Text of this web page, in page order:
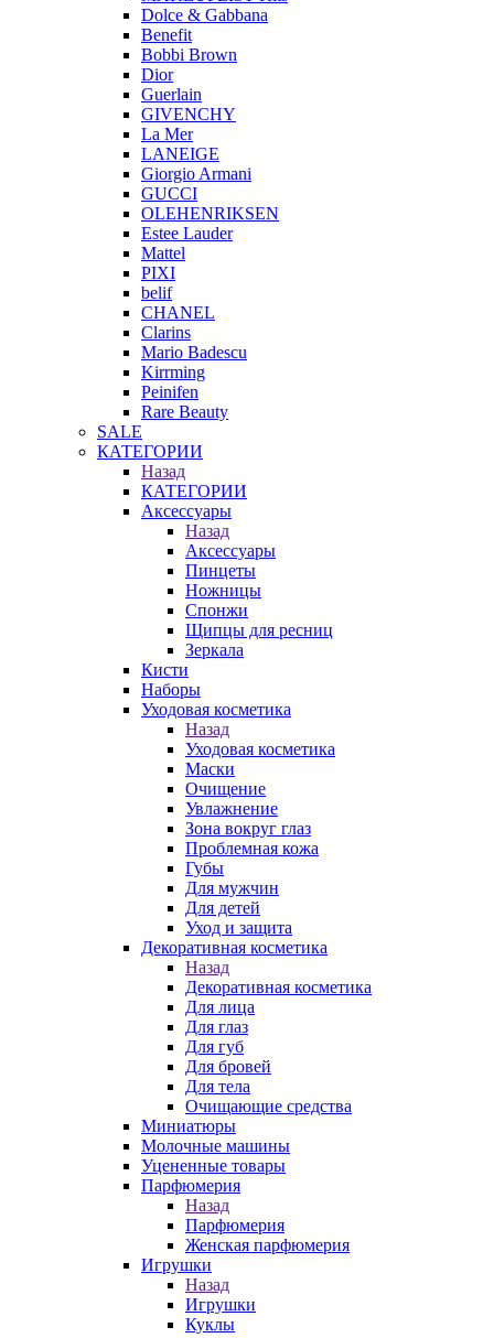
Dolce & Gabbana
Benefit
Bobbi Brown
Dior
Guerlain
GIVENCHY
La Mer
LANEIGE
Giorgio Armani
GUCCI
OLEHENRIKSEN
Estee Lauder
Mattel
PIXI
belif
CHANEL
Clarins
Mario Badescu
Kirrming
Peinifen
Rare Beauty
SALE
КАТЕГОРИИ
Назад
КАТЕГОРИИ
Аксессуары
Назад
Аксессуары
Пинцеты
Ножницы
Спонжи
Щипцы для ресниц
Зеркала
Кисти
Наборы
Уходовая косметика
Назад
Уходовая косметика
Маски
Очищение
Увлажнение
Зона вокруг глаз
Проблемная кожа
Губы
Для мужчин
Для детей
Уход и защита
Декоративная косметика
Назад
Декоративная косметика
Для лица
Для глаз
Для губ
Для бровей
Для тела
Очищающие средства
Миниатюры
Молочные машины
Уцененные товары
Парфюмерия
Назад
Парфюмерия
Женская парфюмерия
Игрушки
Назад
Игрушки
Куклы